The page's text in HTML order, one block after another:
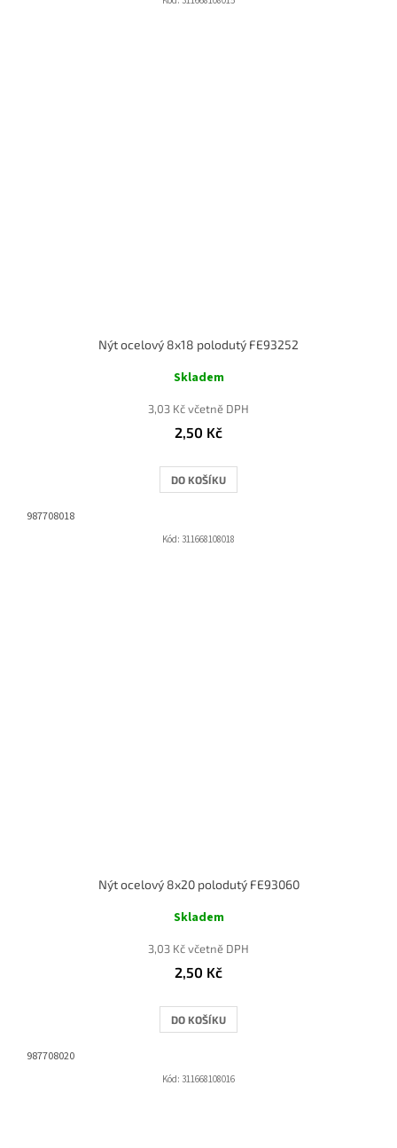
Nýt ocelový 8x18 polodutý FE93252
Skladem
3,03 Kč včetně DPH
2,50 Kč
DO KOŠÍKU
987708018
Kód: 311668108018
Nýt ocelový 8x20 polodutý FE93060
Skladem
3,03 Kč včetně DPH
2,50 Kč
DO KOŠÍKU
987708020
Kód: 311668108016